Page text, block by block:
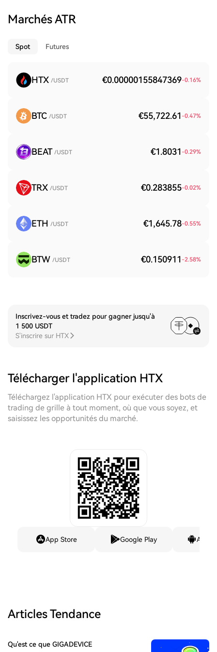
Marchés ATR
Spot Futures
HTX /USDT €0.00000155847369-0.16%
BTC /USDT €55,722.61 -0.47%
BEAT /USDT €1.8031 -0.29%
TRX /USDT €0.283855-0.02%
ETH /USDT €1,645.78-0.55%
BTW /USDT €0.150911 -2.58%
Inscrivez-vous et tradez pour gagner jusqu'à
1 500 USDT
S'inscrire sur HTX
Télécharger l'application HTX
Téléchargez l'application HTX pour exécuter des bots de
trading de grille à tout moment, où que vous soyez, et
saisissez les opportunités du marché.
App Store Google Play
Articles Tendance
Qu'est ce que GIGADEVICE